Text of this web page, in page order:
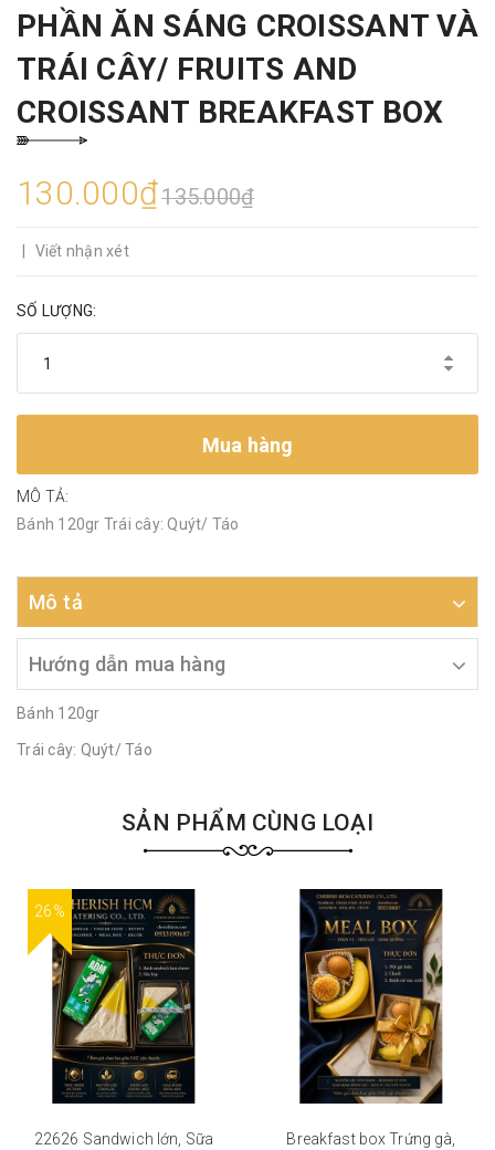
PHẦN ĂN SÁNG CROISSANT VÀ
TRÁI CÂY/ FRUITS AND
CROISSANT BREAKFAST BOX
130.000₫135.000₫
Viết nhận xét
SỐ LƯỢNG:
Mua hàng
MÔ TẢ:
Bánh 120gr Trái cây: Quýt/ Táo
Mô tả
Hướng dẫn mua hàng
Bánh 120gr
Trái cây: Quýt/ Táo
SẢN PHẨM CÙNG LOẠI
26%
22626 Sandwich lớn, Sữa
Breakfast box Trứng gà,